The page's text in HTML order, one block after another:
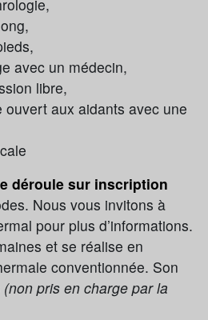
avec un médecin,
libre,
ouvert aux aidants avec une
déroule sur inscription
Nous vous invitons à
pour plus d’informations.
et se réalise en
conventionnée. Son
(non pris en charge par la